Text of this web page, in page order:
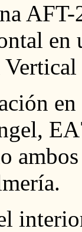
en